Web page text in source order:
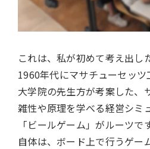
これは、私が初めて考え出し
1960年代にマサチューセッ
大学院の先生方が考案した、
雑性や原理を学べる経営シミ
「ビールゲーム」がルーツで
自体は、ボード上で行うゲー